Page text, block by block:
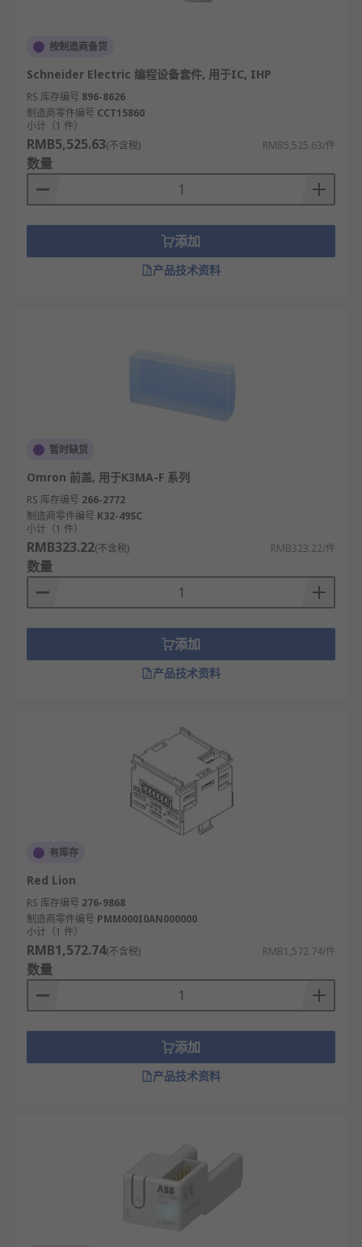
按制造商备货
Schneider Electric 编程设备套件, 用于IC, IHP
RS 库存编号 896-8626
制造商零件编号 CCT15860
小计（1 件）
RMB5,525.63(不含税) RMB5,525.63/件
数量
添加
产品技术资料
暂时缺货
Omron 前盖, 用于K3MA-F 系列
RS 库存编号 266-2772
制造商零件编号 K32-49SC
小计（1 件）
RMB323.22(不含税) RMB323.22/件
数量
添加
产品技术资料
有库存
Red Lion
RS 库存编号 276-9868
制造商零件编号 PMM000I0AN000000
小计（1 件）
RMB1,572.74(不含税) RMB1,572.74/件
数量
添加
产品技术资料